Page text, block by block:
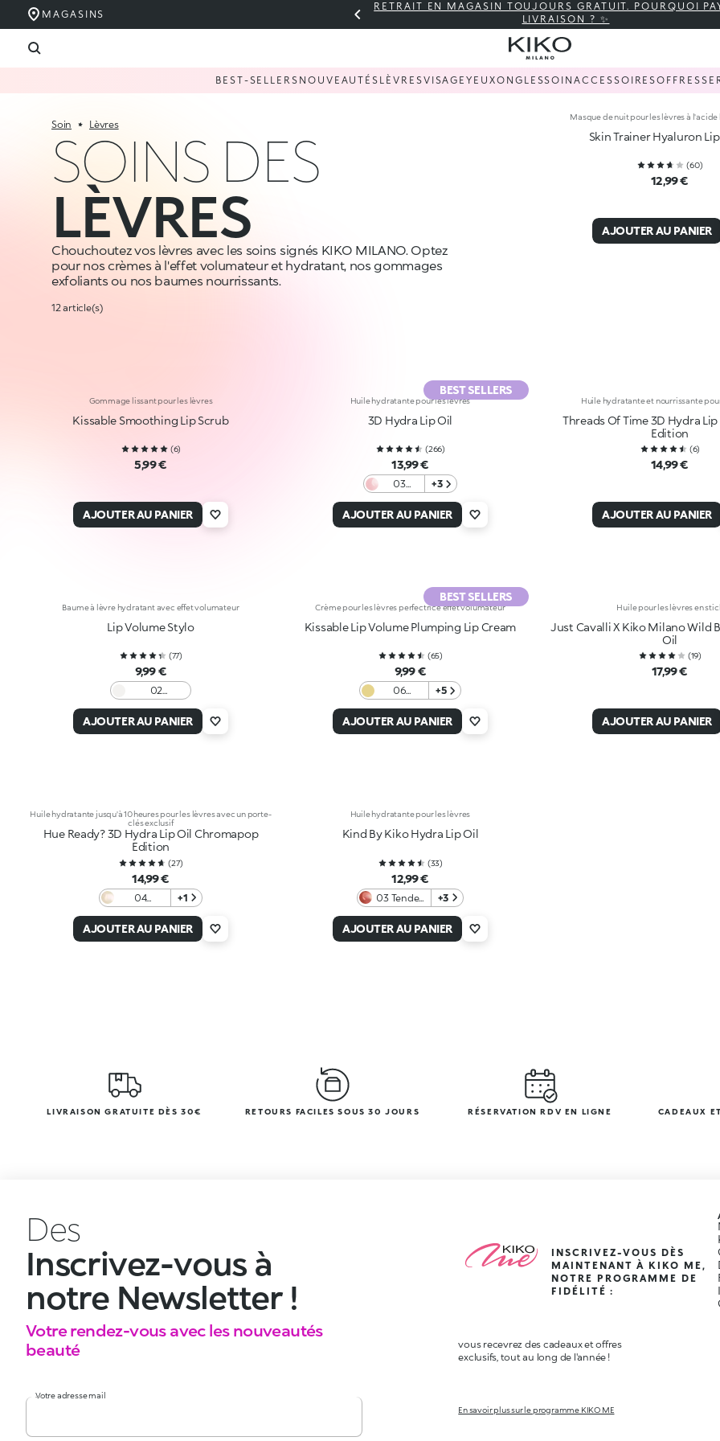
MAGASINS
RETRAIT EN MAGASIN TOUJOURS GRATUIT. POURQUOI
LIVRAISON ? ✨
BEST-SELLERS NOUVEAUTÉS LÈVRESVISAGEYEUXONGLESSOINACCESSOIRESOFFRES
Soin Lèvres
SOINS DES
LÈVRES
Chouchoutez vos lèvres avec les soins signés KIKO MILANO. Optez
pour nos crèmes à l'effet volumateur et hydratant, nos gommages
exfoliants ou nos baumes nourrissants.
12 article(s)
Masque de nuit pour les lèvres à
Skin Trainer Hyaluron
(60)
12,99 €
AJOUTER AU PANIER
Gommage lissant pour les lèvres
Kissable Smoothing Lip Scrub
(6)
5,99 €
AJOUTER AU PANIER
BEST SELLERS
Huile hydratante pour les lèvres
3D Hydra Lip Oil
(266)
13,99 €
03
Glass
+3
AJOUTER AU PANIER
Huile hydratante et nourrissante
Threads Of Time 3D Hydra
Edition
(6)
14,99 €
AJOUTER AU PANIER
Baume à lèvre hydratant avec effet volumateur
Lip Volume Stylo
(77)
9,99 €
02
AJOUTER AU PANIER
BEST SELLERS
Crème pour les lèvres perfectrice effet volumateur
Kissable Lip Volume Plumping Lip Cream
(65)
9,99 €
06
+5
AJOUTER AU PANIER
Huile pour les lèvres en
Just Cavalli X Kiko Milano Wild Beats
Oil
(19)
17,99 €
AJOUTER AU PANIER
Huile hydratante jusqu'à 10 heures pour les lèvres avec un porte-
clés exclusif
Hue Ready? 3D Hydra Lip Oil Chromapop
Edition
(27)
14,99 €
04
Honeypot
+1
AJOUTER AU PANIER
Huile hydratante pour les lèvres
Kind By Kiko Hydra Lip Oil
(33)
12,99 €
03 Tender
Rosewood
+3
AJOUTER AU PANIER
LIVRAISON GRATUITE DÈS 30€ RETOURS FACILES SOUS 30 JOURS RÉSERVATION RDV EN LIGNE CADEAUX
Des
Inscrivez-vous à
notre Newsletter !
Votre rendez-vous avec les nouveautés
beauté
Votre adresse mail
INSCRIVEZ-VOUS DÈS
MAINTENANT À KIKO ME,
NOTRE PROGRAMME DE
FIDÉLITÉ :
vous recevrez des cadeaux et offres
exclusifs, tout au long de l'année !
En savoir plus sur le programme KIKO ME